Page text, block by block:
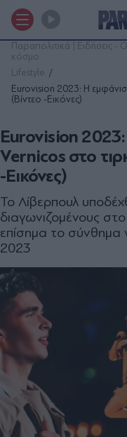
Παραπολιτικά | Ειδήσεις -
κόσμο
Lifestyle
Eurovision 2023: H
(Βίντεο -Εικόνες)
Eurovision
Vernicos στο
-Εικόνες)
To Λίβερπουλ
διαγωνιζομένους
επίσημα το σύνθημα
2023